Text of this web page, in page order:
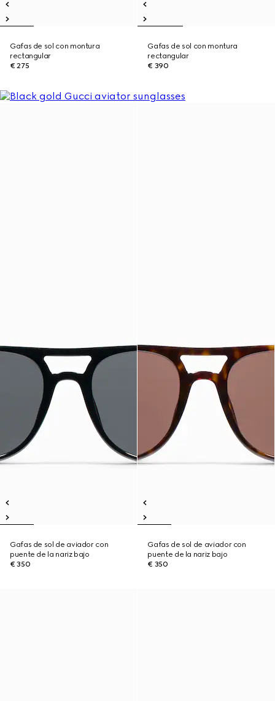
Gafas de sol con montura
rectangular
€ 275
Gafas de sol con montura
rectangular
€ 390
Gafas de sol de aviador con
puente de la nariz bajo
€ 350
Gafas de sol de aviador con
puente de la nariz bajo
€ 350